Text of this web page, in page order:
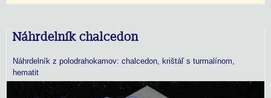
Náhrdelník chalcedon
Náhrdelník z polodrahokamov: chalcedon, krištáľ s turmalínom,
hematit